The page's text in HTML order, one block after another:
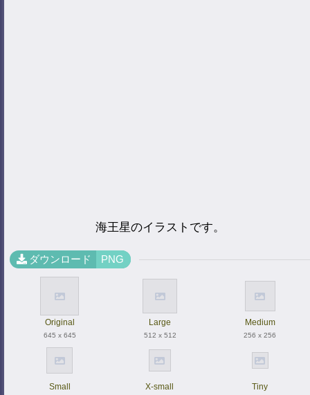
海王星のイラストです。
ダウンロード PNG
Original
645 x 645
Large
512 x 512
Medium
256 x 256
Small X-small Tiny